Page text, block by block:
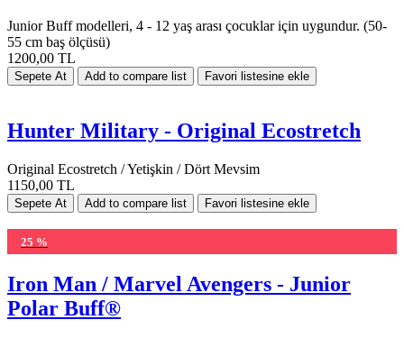
Junior Buff modelleri, 4 - 12 yaş arası çocuklar için uygundur. (50-
55 cm baş ölçüsü)
1200,00 TL
Hunter Military - Original Ecostretch
Original Ecostretch / Yetişkin / Dört Mevsim
1150,00 TL
25 %
Iron Man / Marvel Avengers - Junior
Polar Buff®